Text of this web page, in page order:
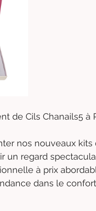
de Cils Chanails5 à
nos nouveaux kits
un regard
à prix
dans le